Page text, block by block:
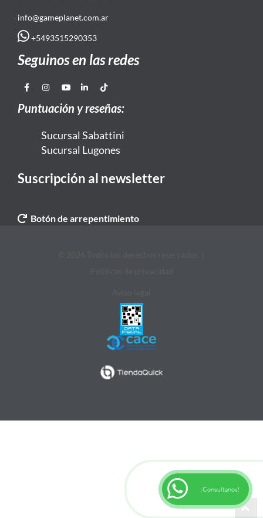
info@gameplanet.com.ar
+5493515290353
Seguinos en las redes
Puntuación y reseñas:
Sucursal Sabattini
Sucursal Lugones
Suscripción al newsletter
Botón de arrepentimiento
¡Consultanos!